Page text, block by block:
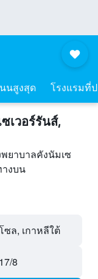
นสูงสุด โรงแรมที่
เวอร์รันส์,
ยาบาลคังนัมเซ
างบน
ซล, เกาหลีใต้
8